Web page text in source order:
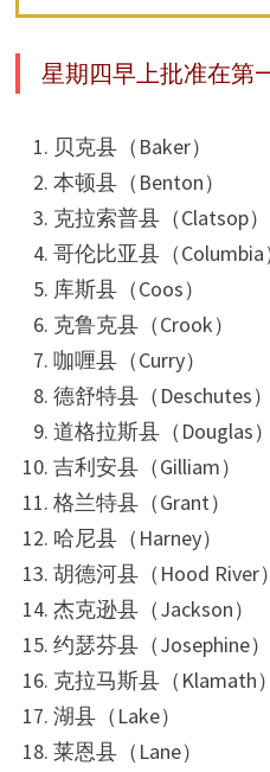
星期四早上批准在第
贝克县（Baker）
本顿县（Benton）
克拉索普县（Clatsop）
哥伦比亚县（Columbia
库斯县（Coos）
克鲁克县（Crook）
咖喱县（Curry）
德舒特县（Deschutes）
道格拉斯县（Douglas）
吉利安县（Gilliam）
格兰特县（Grant）
哈尼县（Harney）
胡德河县（Hood River）
杰克逊县（Jackson）
约瑟芬县（Josephine）
克拉马斯县（Klamath）
湖县（Lake）
莱恩县（Lane）